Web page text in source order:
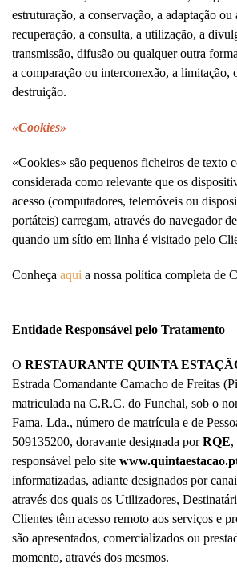
estruturação, a conservação, a adaptação ou
recuperação, a consulta, a utilização, a
transmissão, difusão ou qualquer outra
a comparação ou interconexão, a limitação,
destruição.
«Cookies»
«Cookies» são pequenos ficheiros de texto
considerada como relevante que os
acesso (computadores, telemóveis ou
portáteis) carregam, através do navegador
quando um sítio em linha é visitado pelo
Conheça aqui a nossa política completa de
Entidade Responsável pelo Tratamento
O RESTAURANTE QUINTA
Estrada Comandante Camacho de Freitas
matriculada na C.R.C. do Funchal, sob o
Fama, Lda., número de matrícula e de
509135200, doravante designada porRQE,
responsável pelo site
informatizadas, adiante designados por
através dos quais os Utilizadores,
Clientes têm acesso remoto aos serviços e
são apresentados, comercializados ou
momento, através dos mesmos.